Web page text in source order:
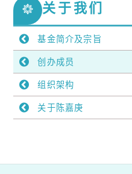
关于我们
基金简介及宗旨
创办成员
组织架构
关于陈嘉庚